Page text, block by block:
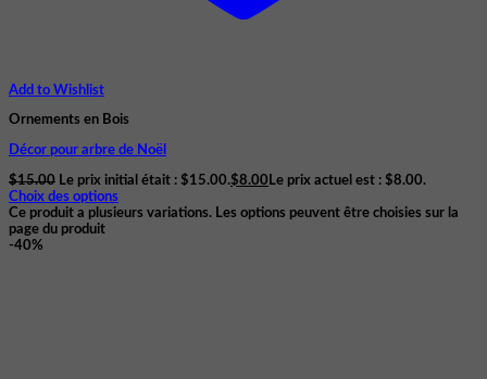
Add to Wishlist
Ornements en Bois
Décor pour arbre de Noël
$15.00 Le prix initial était : $15.00.$8.00 Le prix actuel est : $8.00.
Choix des options
Ce produit a plusieurs variations. Les options peuvent être choisies sur la
page du produit
-40%